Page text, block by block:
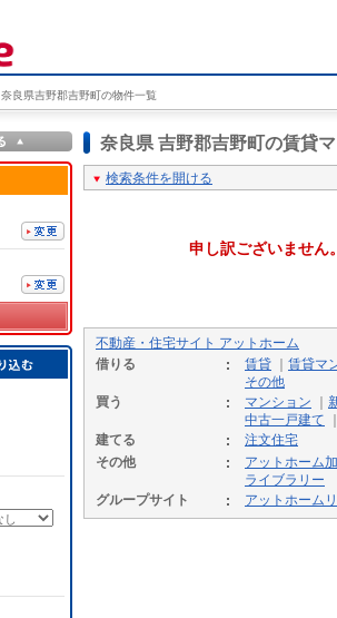
奈良県吉野郡吉野町の物件一覧
奈良県 吉野郡吉野町の賃貸
検索条件を開ける
申し訳ございません
不動産・住宅サイト アットホーム
借りる
賃貸
賃貸マ
その他
買う
マンション
中古一戸建て
建てる
注文住宅
その他
アットホーム
ライブラリー
グループサイト
アットホーム